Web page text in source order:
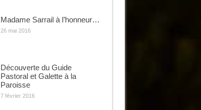
Madame Sarrail à l’honneur…
26 mai 2016
Découverte du Guide
Pastoral et Galette à la
Paroisse
7 février 2016